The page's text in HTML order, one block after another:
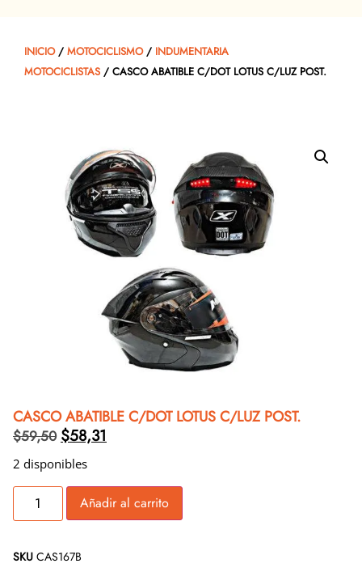
INICIO/ MOTOCICLISMO/ INDUMENTARIA
MOTOCICLISTAS / CASCO ABATIBLE C/DOT LOTUS C/LUZ POST.
CASCO ABATIBLE C/DOT LOTUS C/LUZ POST.
$59,50 $58,31
2 disponibles
Añadir al carrito
SKU CAS167B